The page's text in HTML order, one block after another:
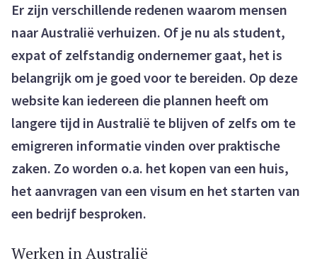
Er zijn verschillende redenen waarom mensen
naar Australië verhuizen. Of je nu als student,
expat of zelfstandig ondernemer gaat, het is
belangrijk om je goed voor te bereiden. Op deze
website kan iedereen die plannen heeft om
langere tijd in Australië te blijven of zelfs om te
emigreren informatie vinden over praktische
zaken. Zo worden o.a. het kopen van een huis,
het aanvragen van een visum en het starten van
een bedrijf besproken.
Werken in Australië